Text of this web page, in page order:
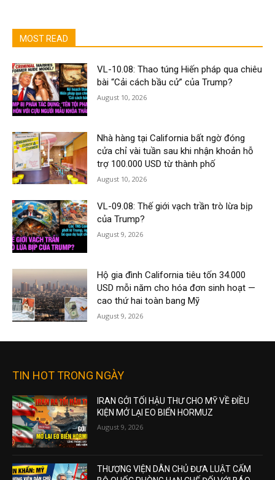
MOST READ
VL-10.08: Thao túng Hiến pháp qua chiêu
bài “Cải cách bầu cử” của Trump?
August 10, 2026
Nhà hàng tại California bất ngờ đóng
cửa chỉ vài tuần sau khi nhận khoản hỗ
trợ 100.000 USD từ thành phố
August 10, 2026
VL-09.08: Thế giới vạch trần trò lừa bịp
của Trump?
August 9, 2026
Hộ gia đình California tiêu tốn 34.000
USD mỗi năm cho hóa đơn sinh hoạt —
cao thứ hai toàn bang Mỹ
August 9, 2026
TIN HOT TRONG NGÀY
IRAN GỞI TỐI HẬU THƯ CHO MỸ VỀ ĐIỀU
KIỆN MỞ LẠI EO BIỂN HORMUZ
August 9, 2026
THƯỢNG VIỆN DÂN CHỦ ĐƯA LUẬT CẤM